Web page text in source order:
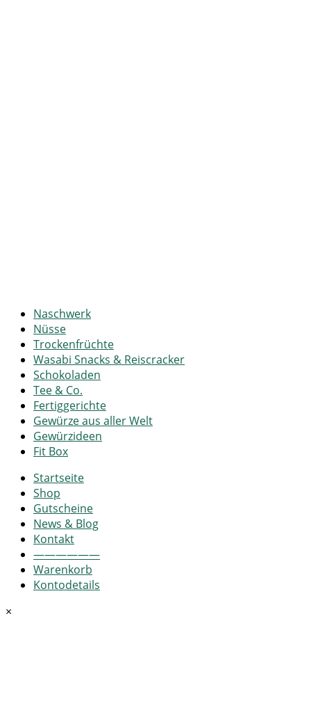
Naschwerk
Nüsse
Trockenfrüchte
Wasabi Snacks & Reiscracker
Schokoladen
Tee & Co.
Fertiggerichte
Gewürze aus aller Welt
Gewürzideen
Fit Box
Startseite
Shop
Gutscheine
News & Blog
Kontakt
——————
Warenkorb
Kontodetails
×